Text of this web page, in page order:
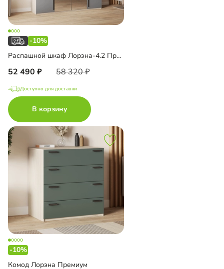
-10%
Распашной шкаф Лорэна-4.2 Премиум с зеркалом
52 490 58 320
Доступно для доставки
В корзину
-10%
Комод Лорэна Премиум